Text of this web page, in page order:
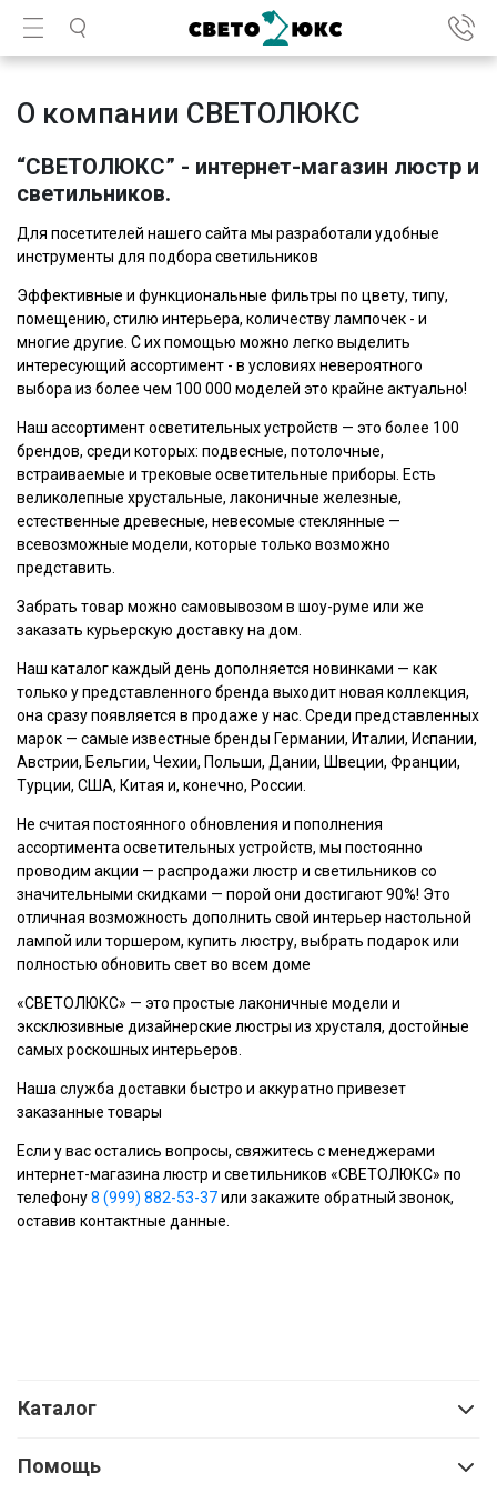
О компании СВЕТОЛЮКС
“СВЕТОЛЮКС” - интернет-магазин люстр и
светильников.
Для посетителей нашего сайта мы разработали удобные
инструменты для подбора светильников
Эффективные и функциональные фильтры по цвету, типу,
помещению, стилю интерьера, количеству лампочек - и
многие другие. С их помощью можно легко выделить
интересующий ассортимент - в условиях невероятного
выбора из более чем 100 000 моделей это крайне актуально!
Наш ассортимент осветительных устройств — это более 100
брендов, среди которых: подвесные, потолочные,
встраиваемые и трековые осветительные приборы. Есть
великолепные хрустальные, лаконичные железные,
естественные древесные, невесомые стеклянные —
всевозможные модели, которые только возможно
представить.
Забрать товар можно самовывозом в шоу-руме или же
заказать курьерскую доставку на дом.
Наш каталог каждый день дополняется новинками — как
только у представленного бренда выходит новая коллекция,
она сразу появляется в продаже у нас. Среди представленных
марок — самые известные бренды Германии, Италии, Испании,
Австрии, Бельгии, Чехии, Польши, Дании, Швеции, Франции,
Турции, США, Китая и, конечно, России.
Не считая постоянного обновления и пополнения
ассортимента осветительных устройств, мы постоянно
проводим акции — распродажи люстр и светильников со
значительными скидками — порой они достигают 90%! Это
отличная возможность дополнить свой интерьер настольной
лампой или торшером, купить люстру, выбрать подарок или
полностью обновить свет во всем доме
«СВЕТОЛЮКС» — это простые лаконичные модели и
эксклюзивные дизайнерские люстры из хрусталя, достойные
самых роскошных интерьеров.
Наша служба доставки быстро и аккуратно привезет
заказанные товары
Если у вас остались вопросы, свяжитесь с менеджерами
интернет-магазина люстр и светильников «СВЕТОЛЮКС» по
телефону8 (999) 882-53-37или закажите обратный звонок,
оставив контактные данные.
Каталог
Помощь